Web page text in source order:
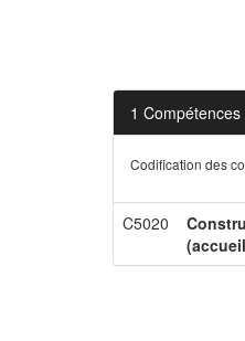
1
Codification des
C5020